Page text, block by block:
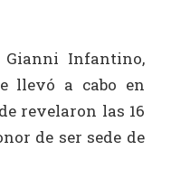
Infantino,
llevó a cabo en
revelaron las 16
de ser sede de